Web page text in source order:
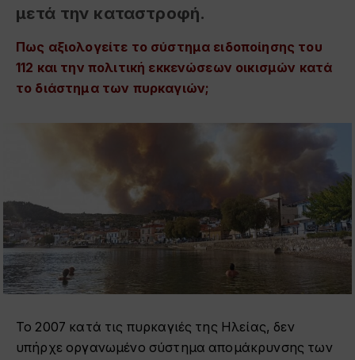
μετά την καταστροφή.
Πως αξιολογείτε το σύστημα ειδοποίησης του
112 και την πολιτική εκκενώσεων οικισμών κατά
το διάστημα των πυρκαγιών;
Το 2007 κατά τις πυρκαγιές της Ηλείας, δεν
υπήρχε οργανωμένο σύστημα απομάκρυνσης των